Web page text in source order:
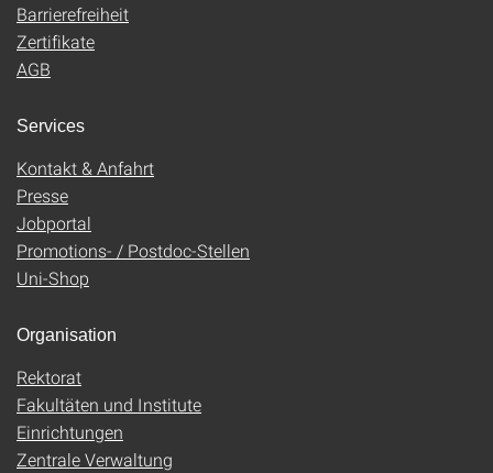
Barrierefreiheit
Zertifikate
AGB
Services
Kontakt & Anfahrt
Presse
Jobportal
Promotions- / Postdoc-Stellen
Uni-Shop
Organisation
Rektorat
Fakultäten und Institute
Einrichtungen
Zentrale Verwaltung